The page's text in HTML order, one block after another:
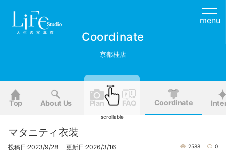
menu
Coordinate
京都桂店
Top About Us Plan FAQ Coordinate
scrollable
マタニティ衣装
投稿日:2023/9/28 更新日:2026/3/16 2588 0